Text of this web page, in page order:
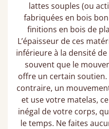
lattes souples (ou
fabriquées en bois
finitions en bois de
L’épaisseur de ces
inférieure à la densité
souvent que le
offre un certain soutien.
contraire, un
et use votre matelas,
inégal de votre corps,
le temps. Ne faites